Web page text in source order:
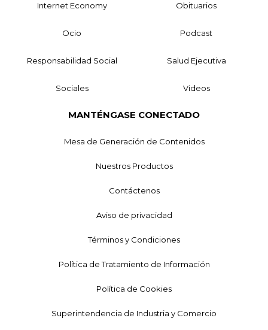
Internet Economy Obituarios
Ocio Podcast
Responsabilidad Social Salud Ejecutiva
Sociales Videos
MANTÉNGASE CONECTADO
Mesa de Generación de Contenidos
Nuestros Productos
Contáctenos
Aviso de privacidad
Términos y Condiciones
Política de Tratamiento de Información
Política de Cookies
Superintendencia de Industria y Comercio